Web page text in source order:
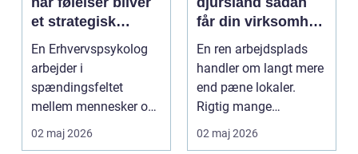
et strategisk
værktøj i
arbejdslivet
En Erhvervspsykolog
arbejder i
spændingsfeltet
mellem mennesker og
forretning. Fokus er
ikke kun på ...
02 maj 2026
får din virksomhed
mest muligt ud af
rengøringen
En ren arbejdsplads
handler om langt mere
end pæne lokaler.
Rigtig mange
virksomheder på
Djursland o...
02 maj 2026